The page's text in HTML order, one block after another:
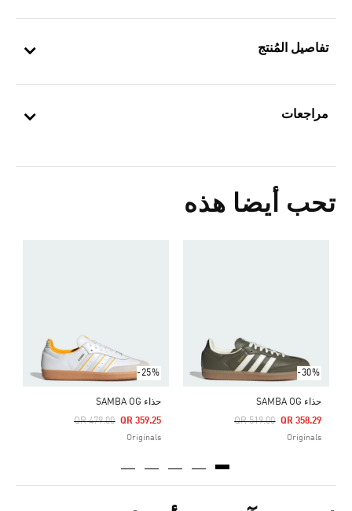
تفاصيل المُنتج
مراجعات
تحب أيضا هذه
-30%
حذاء SAMBA OG
Price Reduced From
QR 519.00
To QR 358.29
Originals
-25%
حذاء SAMBA OG
Price Reduced From
QR 479.00
To QR 359.25
Originals